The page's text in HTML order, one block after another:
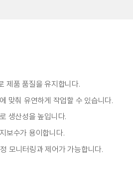
제품 품질을 유지합니다.
맞춰 유연하게 작업할 수 있습니다.
생산성을 높입니다.
보수가 용이합니다.
모니터링과 제어가 가능합니다.